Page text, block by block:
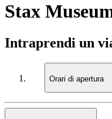
Stax
Intraprendi un
Orari di apertura